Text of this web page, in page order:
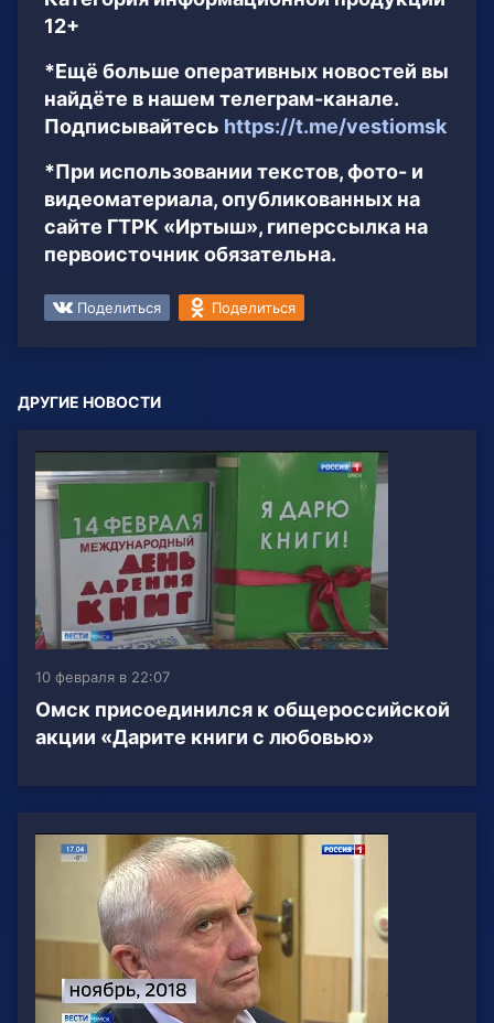
12+
*Ещё больше оперативных новостей вы
найдёте в нашем телеграм-канале.
Подписывайтесь https://t.me/vestiomsk
*При использовании текстов, фото- и
видеоматериала, опубликованных на
сайте ГТРК «Иртыш», гиперссылка на
первоисточник обязательна.
Поделиться Поделиться
ДРУГИЕ НОВОСТИ
10 февраля в 22:07
Омск присоединился к общероссийской
акции «Дарите книги с любовью»